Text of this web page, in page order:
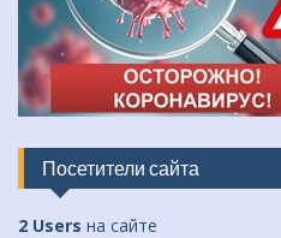
Посетители сайта
2 Users на сайте